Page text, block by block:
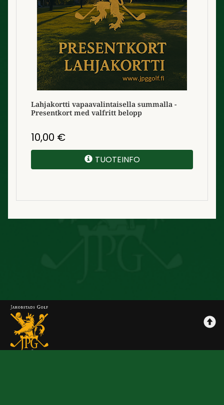
Lahjakortti vapaavalintaisella summalla -
Presentkort med valfritt belopp
10,00 €
TUOTEINFO